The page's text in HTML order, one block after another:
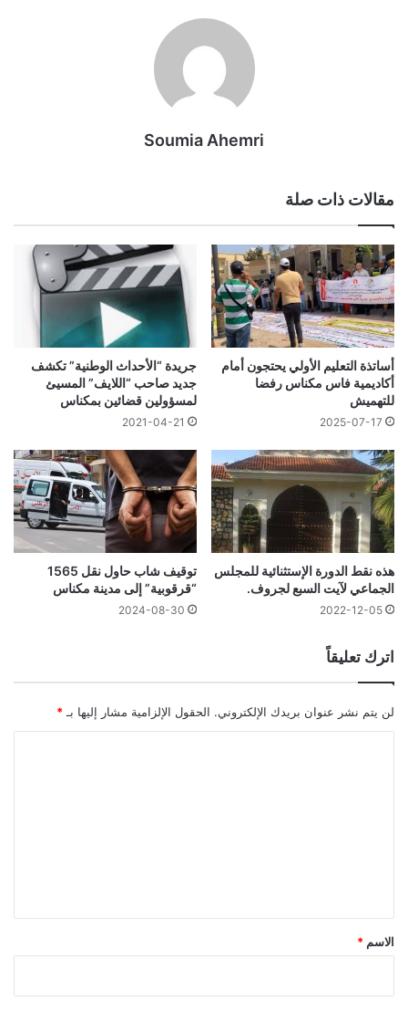
Soumia Ahemri
مقالات ذات صلة
أساتذة التعليم الأولي يحتجون أمام
أكاديمية فاس مكناس رفضا
للتهميش
2025-07-17
جريدة “الأحداث الوطنية” تكشف
جديد صاحب “اللايف” المسيئ
لمسؤولين قضائين بمكناس
2021-04-21
هذه نقط الدورة الإستثنائية للمجلس
الجماعي لآيت السبع لجروف.
2022-12-05
توقيف شاب حاول نقل 1565
“قرقوبية” إلى مدينة مكناس
2024-08-30
اترك تعليقاً
لن يتم نشر عنوان بريدك الإلكتروني. الحقول الإلزامية مشار إليها بـ *
*
الاسم *